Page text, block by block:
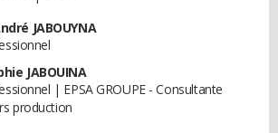
JABOUYNA
JABOUINA
| EPSA GROUPE - Consultante
production